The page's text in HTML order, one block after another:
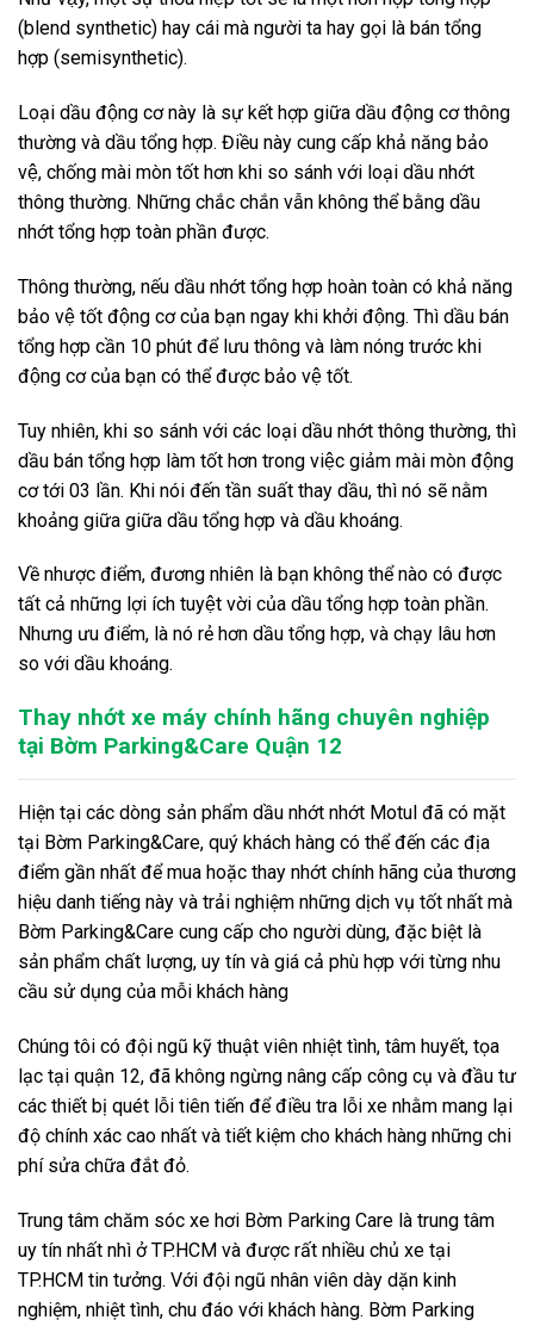
(blend synthetic) hay cái mà người ta hay gọi là bán tổng
hợp (semisynthetic).
Loại dầu động cơ này là sự kết hợp giữa dầu động cơ thông
thường và dầu tổng hợp. Điều này cung cấp khả năng bảo
vệ, chống mài mòn tốt hơn khi so sánh với loại dầu nhớt
thông thường. Những chắc chắn vẫn không thể bằng dầu
nhớt tổng hợp toàn phần được.
Thông thường, nếu dầu nhớt tổng hợp hoàn toàn có khả năng
bảo vệ tốt động cơ của bạn ngay khi khởi động. Thì dầu bán
tổng hợp cần 10 phút để lưu thông và làm nóng trước khi
động cơ của bạn có thể được bảo vệ tốt.
Tuy nhiên, khi so sánh với các loại dầu nhớt thông thường, thì
dầu bán tổng hợp làm tốt hơn trong việc giảm mài mòn động
cơ tới 03 lần. Khi nói đến tần suất thay dầu, thì nó sẽ nằm
khoảng giữa giữa dầu tổng hợp và dầu khoáng.
Về nhược điểm, đương nhiên là bạn không thể nào có được
tất cả những lợi ích tuyệt vời của dầu tổng hợp toàn phần.
Nhưng ưu điểm, là nó rẻ hơn dầu tổng hợp, và chạy lâu hơn
so với dầu khoáng.
Thay nhớt xe máy chính hãng chuyên nghiệp
tại Bờm Parking&Care Quận 12
Hiện tại các dòng sản phẩm dầu nhớt nhớt Motul đã có mặt
tại Bờm Parking&Care, quý khách hàng có thể đến các địa
điểm gần nhất để mua hoặc thay nhớt chính hãng của thương
hiệu danh tiếng này và trải nghiệm những dịch vụ tốt nhất mà
Bờm Parking&Care cung cấp cho người dùng, đặc biệt là
sản phẩm chất lượng, uy tín và giá cả phù hợp với từng nhu
cầu sử dụng của mỗi khách hàng
Chúng tôi có đội ngũ kỹ thuật viên nhiệt tình, tâm huyết, tọa
lạc tại quận 12, đã không ngừng nâng cấp công cụ và đầu tư
các thiết bị quét lỗi tiên tiến để điều tra lỗi xe nhằm mang lại
độ chính xác cao nhất và tiết kiệm cho khách hàng những chi
phí sửa chữa đắt đỏ.
Trung tâm chăm sóc xe hơi Bờm Parking Care là trung tâm
uy tín nhất nhì ở TP.HCM và được rất nhiều chủ xe tại
TP.HCM tin tưởng. Với đội ngũ nhân viên dày dặn kinh
nghiệm, nhiệt tình, chu đáo với khách hàng. Bờm Parking